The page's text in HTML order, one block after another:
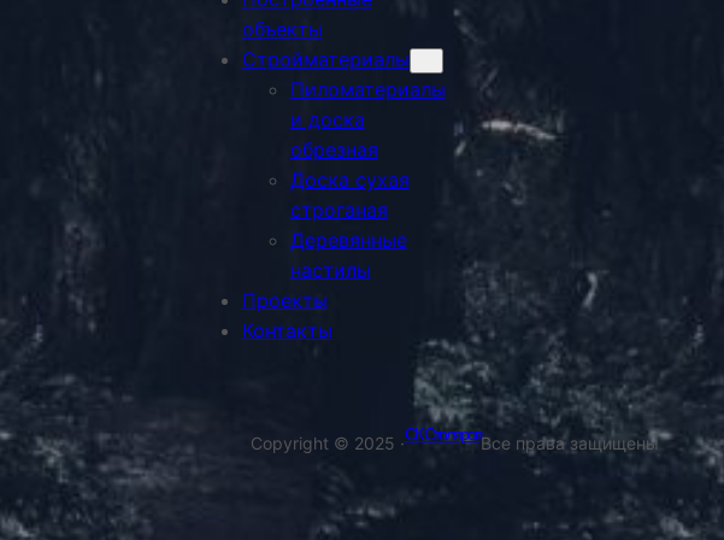
объекты
Стройматериалы
Пиломатериалы
и доска
обрезная
Доска сухая
строганая
Деревянные
настилы
Проекты
Контакты
Copyright © 2025 ·СК СтоляровВсе права защищены